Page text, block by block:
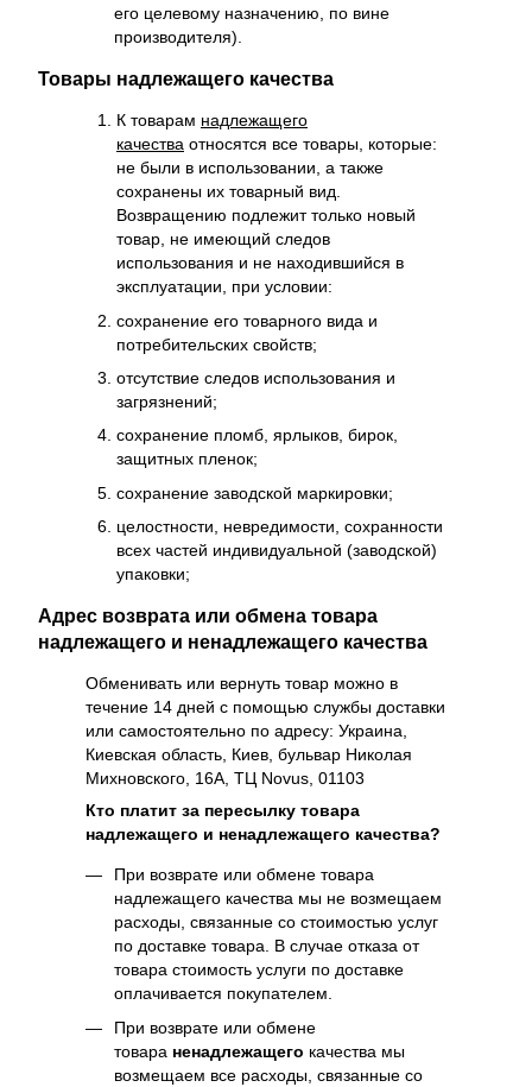
его целевому назначению, по вине
производителя).
Товары надлежащего качества
К товарам надлежащего
качества относятся все товары, которые:
не были в использовании, а также
сохранены их товарный вид.
Возвращению подлежит только новый
товар, не имеющий следов
использования и не находившийся в
эксплуатации, при условии:
сохранение его товарного вида и
потребительских свойств;
отсутствие следов использования и
загрязнений;
сохранение пломб, ярлыков, бирок,
защитных пленок;
сохранение заводской маркировки;
целостности, невредимости, сохранности
всех частей индивидуальной (заводской)
упаковки;
Адрес возврата или обмена товара
надлежащего и ненадлежащего качества
Обменивать или вернуть товар можно в
течение 14 дней с помощью службы доставки
или самостоятельно по адресу: Украина,
Киевская область, Киев, бульвар Николая
Михновского, 16А, ТЦ Novus, 01103
Кто платит за пересылку товара
надлежащего и ненадлежащего качества?
При возврате или обмене товара
надлежащего качества мы не возмещаем
расходы, связанные со стоимостью услуг
по доставке товара. В случае отказа от
товара стоимость услуги по доставке
оплачивается покупателем.
При возврате или обмене
товара ненадлежащего качества мы
возмещаем все расходы, связанные со